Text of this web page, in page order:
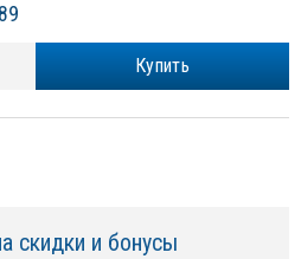
Купить
скидки и бонусы